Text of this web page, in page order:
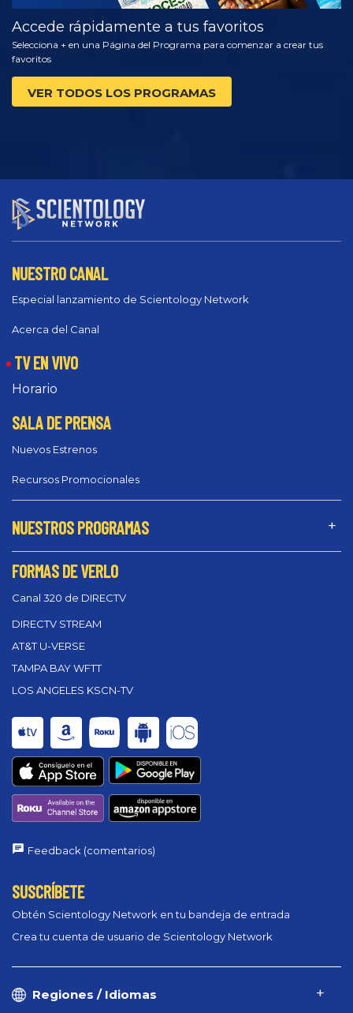
Accede rápidamente a tus favoritos
Selecciona + en una Página del Programa para comenzar a crear tus
favoritos
VER TODOS LOS PROGRAMAS
NUESTRO CANAL
Especial lanzamiento de Scientology Network
Acerca del Canal
TV EN VIVO
Horario
SALA DE PRENSA
Nuevos Estrenos
Recursos Promocionales
NUESTROS PROGRAMAS
FORMAS DE VERLO
Canal 320 de DIRECTV
DIRECTV STREAM
AT&T U-VERSE
TAMPA BAY WFTT
LOS ANGELES KSCN-TV
Feedback (comentarios)
SUSCRÍBETE
Obtén Scientology Network en tu bandeja de entrada
Crea tu cuenta de usuario de Scientology Network
Regiones / Idiomas